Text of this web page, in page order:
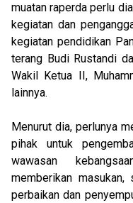
muatan raperda perlu
kegiatan dan
kegiatan pendidikan
terang Budi Rustandi
Wakil Ketua II,
lainnya.
Menurut dia, perlunya
pihak untuk
wawasan
memberikan
perbaikan dan